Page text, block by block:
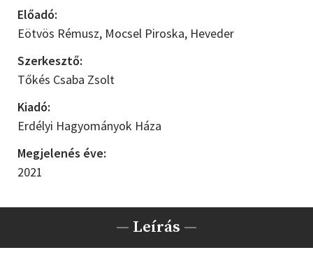
Előadó:
Eötvös Rémusz, Mocsel Piroska, Heveder
Szerkesztő:
Tőkés Csaba Zsolt
Kiadó:
Erdélyi Hagyományok Háza
Megjelenés éve:
2021
— Leírás —